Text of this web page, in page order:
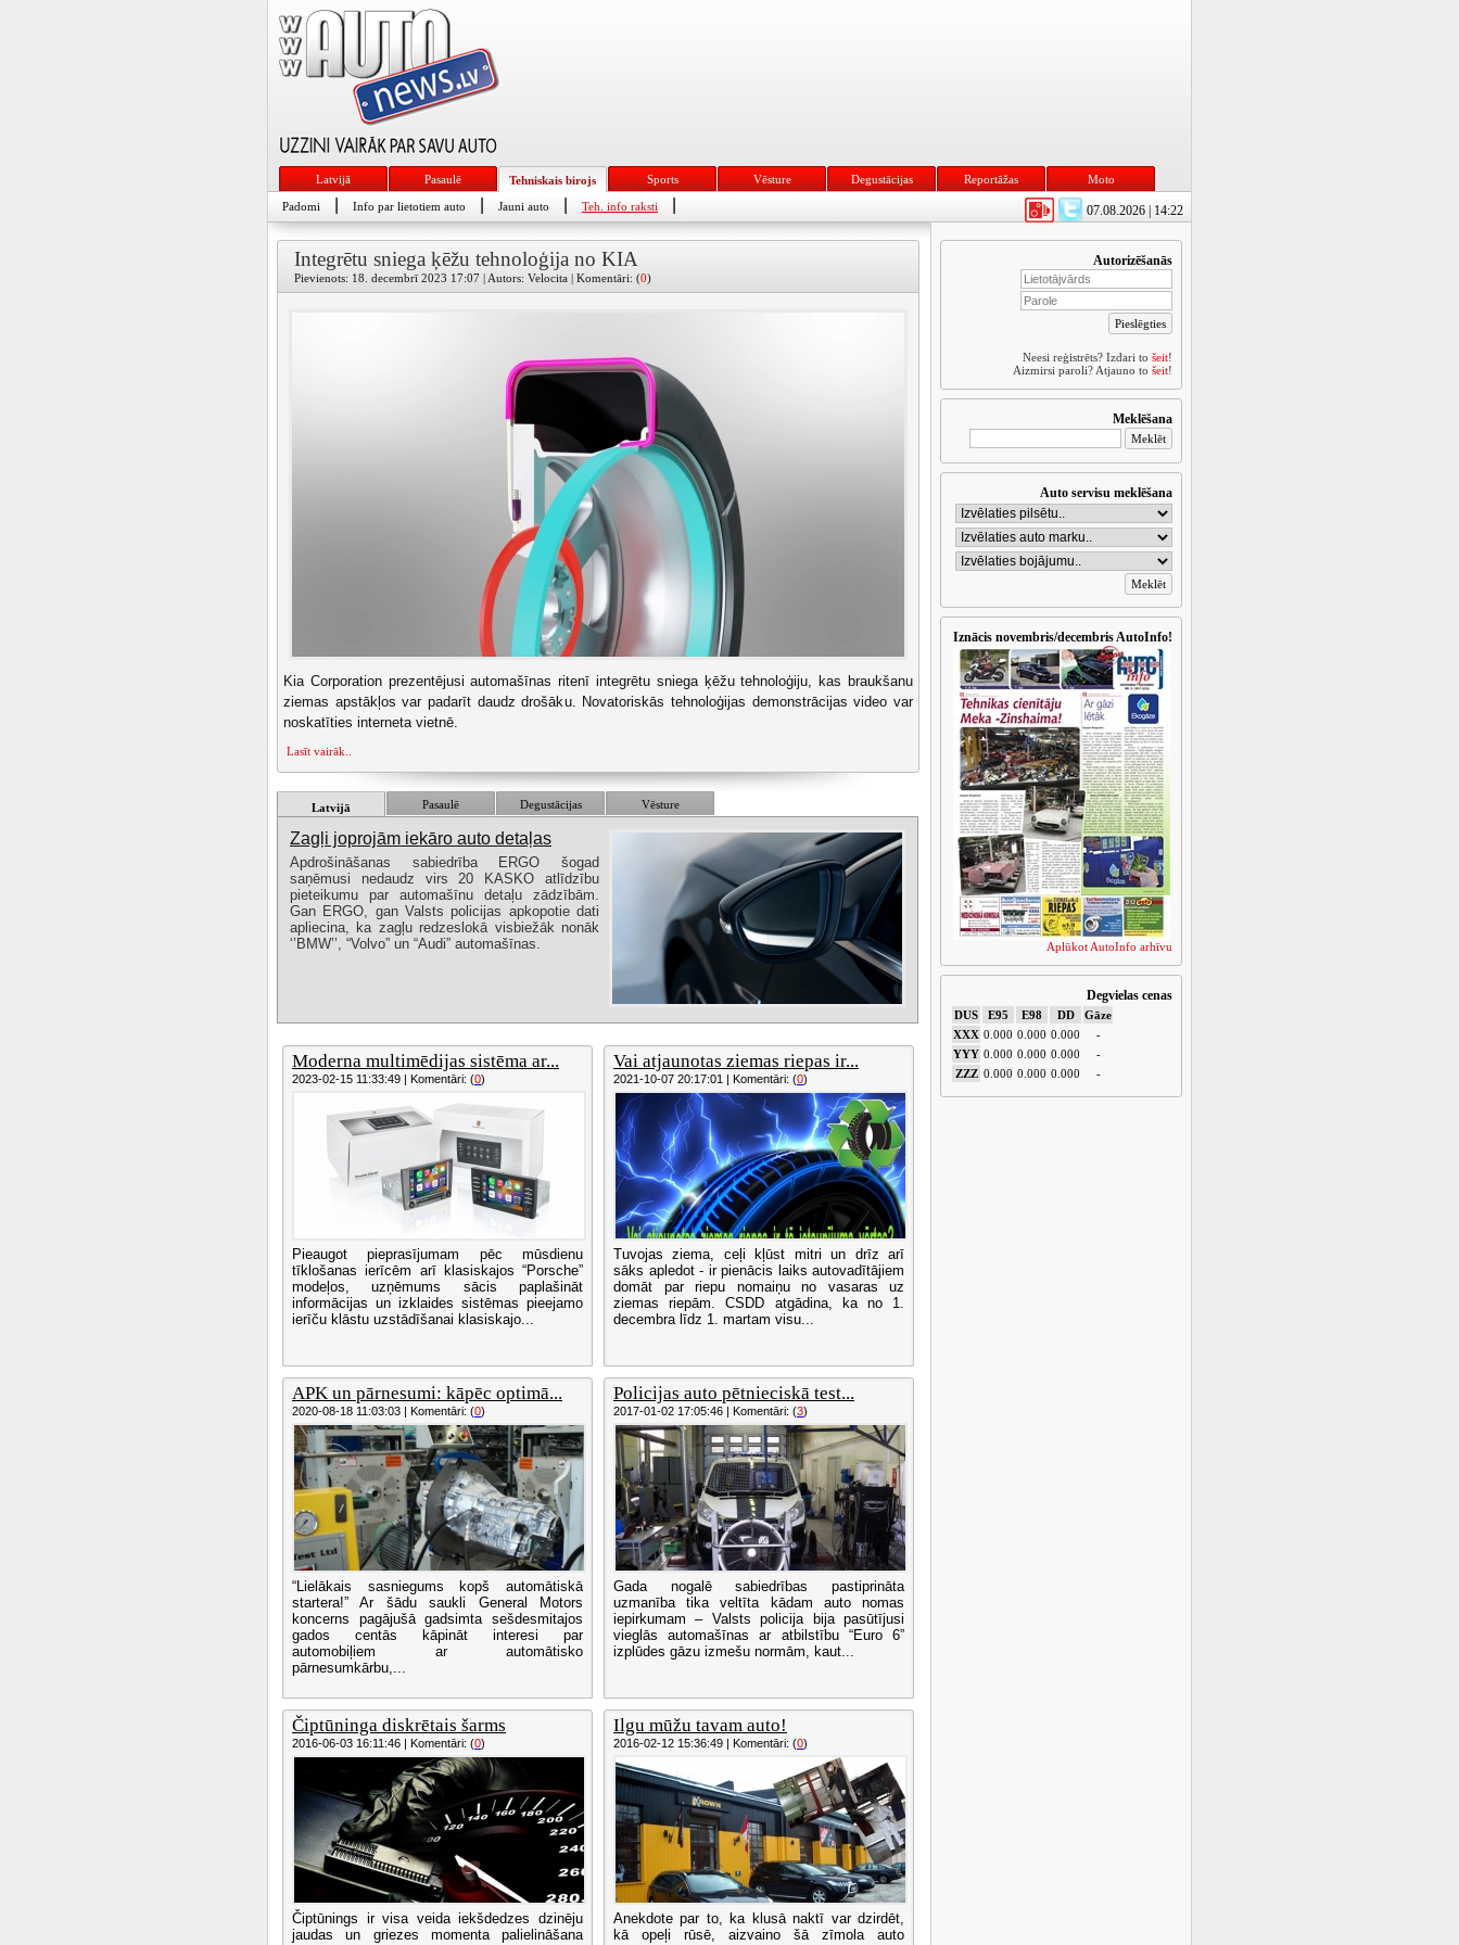
Latvijā Pasaulē Tehniskais birojs Sports Vēsture Degustācijas Reportāžas Moto
07.08.2026 | 14:22
Padomi Info par lietotiem auto Jauni auto Teh. info raksti
Integrētu sniega ķēžu tehnoloģija no KIA
Pievienots: 18. decembrī 2023 17:07 | Autors: Velocita | Komentāri: (0)
Kia Corporation prezentējusi automašīnas ritenī integrētu sniega ķēžu tehnoloģiju, kas braukšanu
ziemas apstākļos var padarīt daudz drošāku. Novatoriskās tehnoloģijas demonstrācijas video var
noskatīties interneta vietnē.
Lasīt vairāk..
Latvijā Pasaulē Degustācijas Vēsture
Zagļi joprojām iekāro auto detaļas
Apdrošināšanas sabiedrība ERGO šogad
saņēmusi nedaudz virs 20 KASKO atlīdzību
pieteikumu par automašīnu detaļu zādzībām.
Gan ERGO, gan Valsts policijas apkopotie dati
apliecina, ka zagļu redzeslokā visbiežāk nonāk
‘’BMW’’, “Volvo” un “Audi” automašīnas.
Moderna multimēdijas sistēma ar...
2023-02-15 11:33:49 | Komentāri: (0)
Pieaugot pieprasījumam pēc mūsdienu
tīklošanas ierīcēm arī klasiskajos “Porsche”
modeļos, uzņēmums sācis paplašināt
informācijas un izklaides sistēmas pieejamo
ierīču klāstu uzstādīšanai klasiskajo...
Vai atjaunotas ziemas riepas ir...
2021-10-07 20:17:01 | Komentāri: (0)
Tuvojas ziema, ceļi kļūst mitri un drīz arī
sāks apledot - ir pienācis laiks autovadītājiem
domāt par riepu nomaiņu no vasaras uz
ziemas riepām. CSDD atgādina, ka no 1.
decembra līdz 1. martam visu...
APK un pārnesumi: kāpēc optimā...
2020-08-18 11:03:03 | Komentāri: (0)
“Lielākais sasniegums kopš automātiskā
startera!” Ar šādu saukli General Motors
koncerns pagājušā gadsimta sešdesmitajos
gados centās kāpināt interesi par
automobiļiem ar automātisko
pārnesumkārbu,...
Policijas auto pētnieciskā test...
2017-01-02 17:05:46 | Komentāri: (3)
Gada nogalē sabiedrības pastiprināta
uzmanība tika veltīta kādam auto nomas
iepirkumam – Valsts policija bija pasūtījusi
vieglās automašīnas ar atbilstību “Euro 6”
izplūdes gāzu izmešu normām, kaut...
Čiptūninga diskrētais šarms
2016-06-03 16:11:46 | Komentāri: (0)
Čiptūnings ir visa veida iekšdedzes dzinēju
jaudas un griezes momenta palielināšana
Ilgu mūžu tavam auto!
2016-02-12 15:36:49 | Komentāri: (0)
Anekdote par to, ka klusā naktī var dzirdēt,
kā opeļi rūsē, aizvaino šā zīmola auto
Autorizēšanās
Neesi reģistrēts? Izdari to šeit!
Aizmirsi paroli? Atjauno to šeit!
Meklēšana
Auto servisu meklēšana
Iznācis novembris/decembris AutoInfo!
Aplūkot AutoInfo arhīvu
Degvielas cenas
DUS E95 E98 DD
Gāze
XXX 0.000 0.000 0.000
-
YYY 0.000 0.000 0.000
-
ZZZ 0.000 0.000 0.000 -